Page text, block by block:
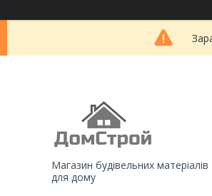
Магазин будівельних матеріалів
для дому